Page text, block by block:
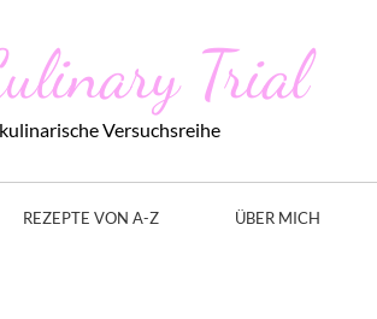
Trial
Versuchsreihe
REZEPTE VON A-Z ÜBER MICH